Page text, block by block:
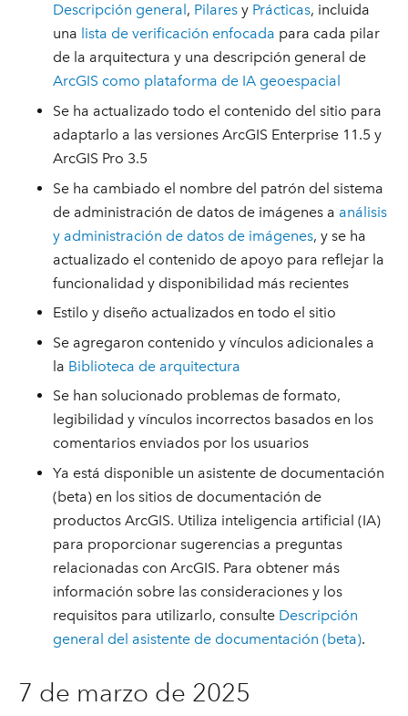
Descripción general , Pilares y Prácticas, incluida
una lista de verificación enfocada para cada pilar
de la arquitectura y una descripción general de
ArcGIS como plataforma de IA geoespacial
Se ha actualizado todo el contenido del sitio para
adaptarlo a las versiones ArcGIS Enterprise 11.5 y
ArcGIS Pro 3.5
Se ha cambiado el nombre del patrón del sistema
de administración de datos de imágenes a análisis
y administración de datos de imágenes, y se ha
actualizado el contenido de apoyo para reflejar la
funcionalidad y disponibilidad más recientes
Estilo y diseño actualizados en todo el sitio
Se agregaron contenido y vínculos adicionales a
la Biblioteca de arquitectura
Se han solucionado problemas de formato,
legibilidad y vínculos incorrectos basados en los
comentarios enviados por los usuarios
Ya está disponible un asistente de documentación
(beta) en los sitios de documentación de
productos ArcGIS. Utiliza inteligencia artificial (IA)
para proporcionar sugerencias a preguntas
relacionadas con ArcGIS. Para obtener más
información sobre las consideraciones y los
requisitos para utilizarlo, consulte Descripción
general del asistente de documentación (beta).
7 de marzo de 2025